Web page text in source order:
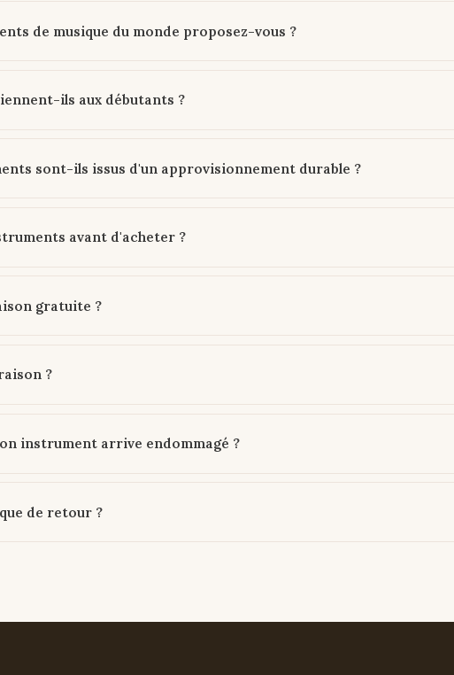
de musique du monde proposez-vous ?
ils aux débutants ?
sont-ils issus d'un approvisionnement durable ?
avant d'acheter ?
gratuite ?
?
instrument arrive endommagé ?
de retour ?